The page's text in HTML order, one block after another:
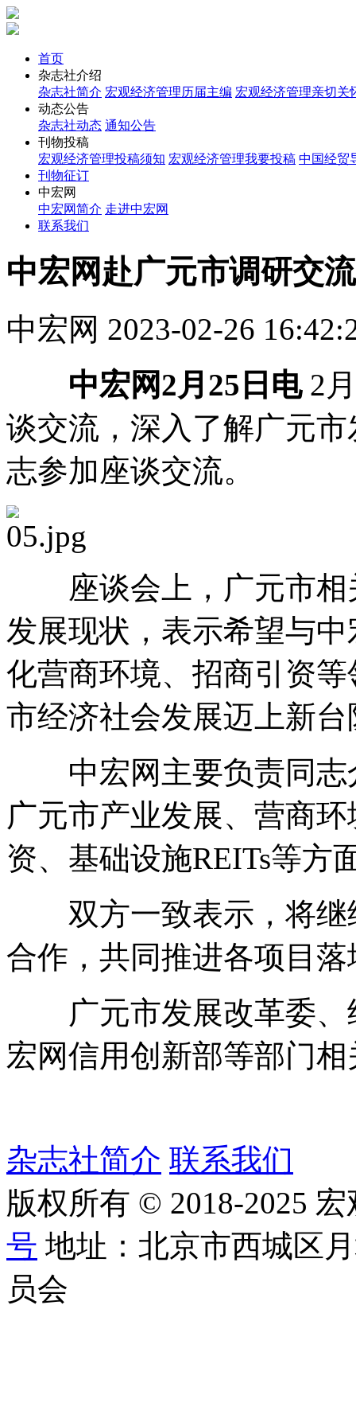
首页
杂志社介绍
杂志社简介 宏观经济管理历届主编 宏观经济管理亲切关
动态公告
杂志社动态 通知公告
刊物投稿
宏观经济管理投稿须知 宏观经济管理我要投稿 中国经贸
刊物征订
中宏网
中宏网简介 走进中宏网
联系我们
中宏网赴广元市调研交流
中宏网 2023-02-26
中宏网2月25日电 2
谈交流，深入了解广元
志参加座谈交流。
座谈会上，广元市相
发展现状，表示希望与
化营商环境、招商引资
市经济社会发展迈上新台
中宏网主要负责同志
广元市产业发展、营商
资、基础设施REITs等方
双方一致表示，将继
合作，共同推进各项目
广元市发展改革委、
宏网信用创新部等部门
杂志社简介 联系我们
版权所有 © 2018-2025
号 地址：北京市西城区
员会